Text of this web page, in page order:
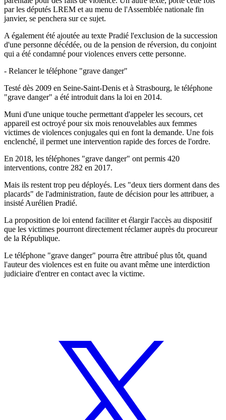
par les députés LREM et au menu de l'Assemblée nationale fin
janvier, se penchera sur ce sujet.
A également été ajoutée au texte Pradié l'exclusion de la succession
d'une personne décédée, ou de la pension de réversion, du conjoint
qui a été condamné pour violences envers cette personne.
- Relancer le téléphone "grave danger"
Testé dès 2009 en Seine-Saint-Denis et à Strasbourg, le téléphone
"grave danger" a été introduit dans la loi en 2014.
Muni d'une unique touche permettant d'appeler les secours, cet
appareil est octroyé pour six mois renouvelables aux femmes
victimes de violences conjugales qui en font la demande. Une fois
enclenché, il permet une intervention rapide des forces de l'ordre.
En 2018, les téléphones "grave danger" ont permis 420
interventions, contre 282 en 2017.
Mais ils restent trop peu déployés. Les "deux tiers dorment dans des
placards" de l'administration, faute de décision pour les attribuer, a
insisté Aurélien Pradié.
La proposition de loi entend faciliter et élargir l'accès au dispositif
que les victimes pourront directement réclamer auprès du procureur
de la République.
Le téléphone "grave danger" pourra être attribué plus tôt, quand
l'auteur des violences est en fuite ou avant même une interdiction
judiciaire d'entrer en contact avec la victime.